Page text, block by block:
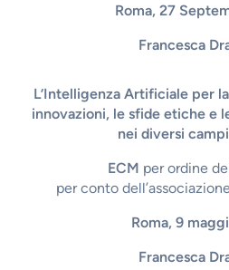
Roma, 27
Francesca
L’Intelligenza Artificiale per
innovazioni, le sfide etiche e
nei diversi
ECM per ordine
per conto
Roma, 9
Francesca